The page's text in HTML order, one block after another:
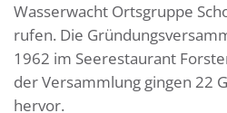
Wasserwacht Ortsgruppe
rufen. Die
1962 im Seerestaurant
der Versammlung gingen 22
hervor.